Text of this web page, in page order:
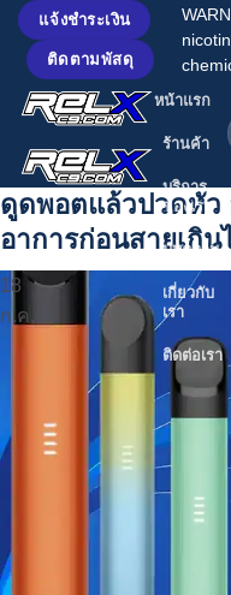
ข้าม
เนื้อหา
แจ้งชำระเงิน
ติดตามพัสดุ
หน้าแรก
ร้านค้า
บริการ
ของเรา
บทความ
เกี่ยวกับ
เรา
ติดต่อเรา
ดูดพอตแล้วปวดหัว
อาการก่อนสายเกิน
18
ก.ค.